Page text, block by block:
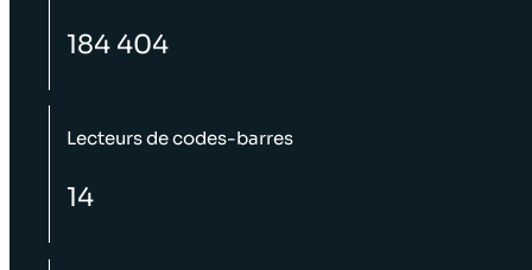
184 404
Lecteurs de codes-barres
14